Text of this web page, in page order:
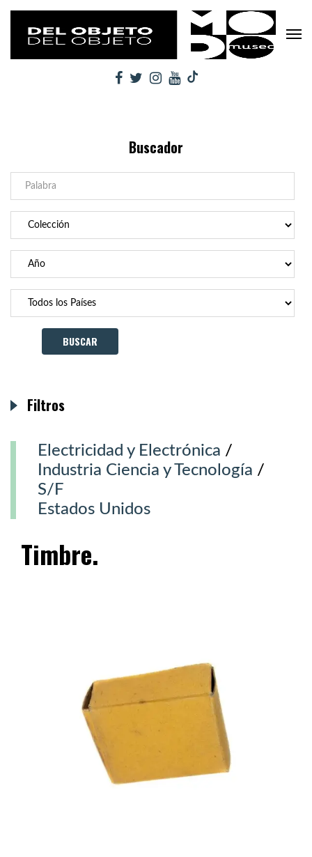
Buscador
Electricidad y Electrónica /
Industria Ciencia y Tecnología /
S/F
Estados Unidos
Timbre.
Filtros